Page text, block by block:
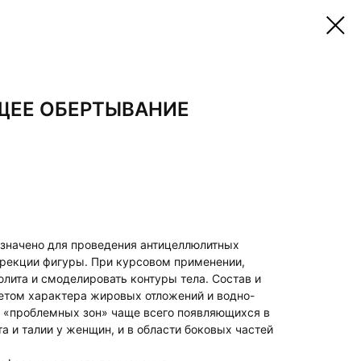
ОБЕРТЫВАНИЕ
для проведения антицеллюлитных
фигуры. При курсовом применении,
и смоделировать контуры тела. Состав и
характера жировых отложений и водно-
«проблемных зон» чаще всего появляющихся в
и талии у женщин, и в области боковых частей